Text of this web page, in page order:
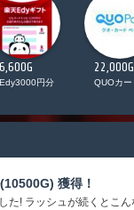
6,600G
Edy3000円分
22,000G
QUOカー
獲得！
た! ラッシュが続くとこ